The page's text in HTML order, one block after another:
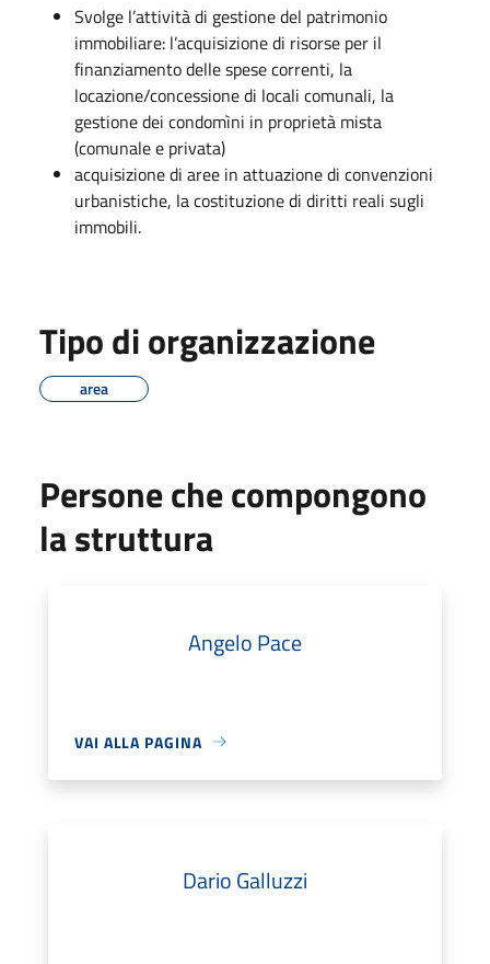
Svolge l’attività di gestione del patrimonio
immobiliare: l’acquisizione di risorse per il
finanziamento delle spese correnti, la
locazione/concessione di locali comunali, la
gestione dei condomìni in proprietà mista
(comunale e privata)
acquisizione di aree in attuazione di convenzioni
urbanistiche, la costituzione di diritti reali sugli
immobili.
Tipo di organizzazione
area
Persone che compongono
la struttura
Angelo Pace
VAI ALLA PAGINA
Dario Galluzzi